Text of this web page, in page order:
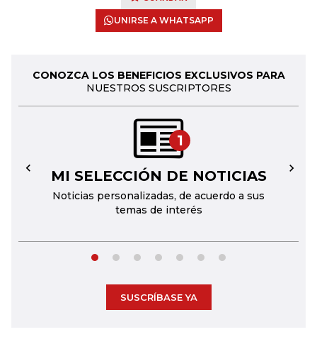
UNIRSE A WHATSAPP
CONOZCA LOS BENEFICIOS EXCLUSIVOS PARA
NUESTROS SUSCRIPTORES
1
MI SELECCIÓN DE NOTICIAS
Noticias personalizadas, de acuerdo a sus
temas de interés
← →
SUSCRÍBASE YA